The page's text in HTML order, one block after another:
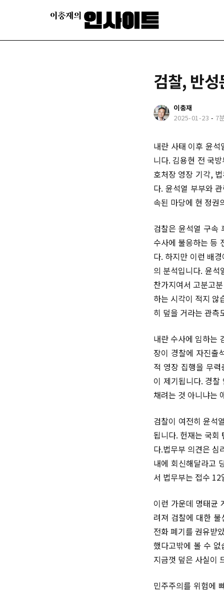
검찰, 반
이충재
2025-01-23 - 7
내란 사태 이후 윤
니다. 김용현 전 국
호처장 영장 기각,
다. 윤석열 부부와
속된 마당에 현 정권
검찰은 윤석열 구속
수사에 불응하는 등
다. 하지만 이런 배
의 분석입니다. 윤
찬가지여서 고분고
하는 시각이 적지 않
히 덮을 거라는 관측
내란 수사에 임하는
장이 경찰에 자진출
적 영장 집행을 무
이 제기됩니다. 경
채려는 것 아니냐는
검찰이 여전히 윤석
됩니다. 헌재는 국회
다.법무부 의견은 심
내에 회신해달라고
서 법무부는 접수
이런 가운데 명태균
려져 검찰에 대한
전화 폐기를 권유받
했다고밖에 볼 수
지금껏 덮은 사실이
민주주의를 위험에